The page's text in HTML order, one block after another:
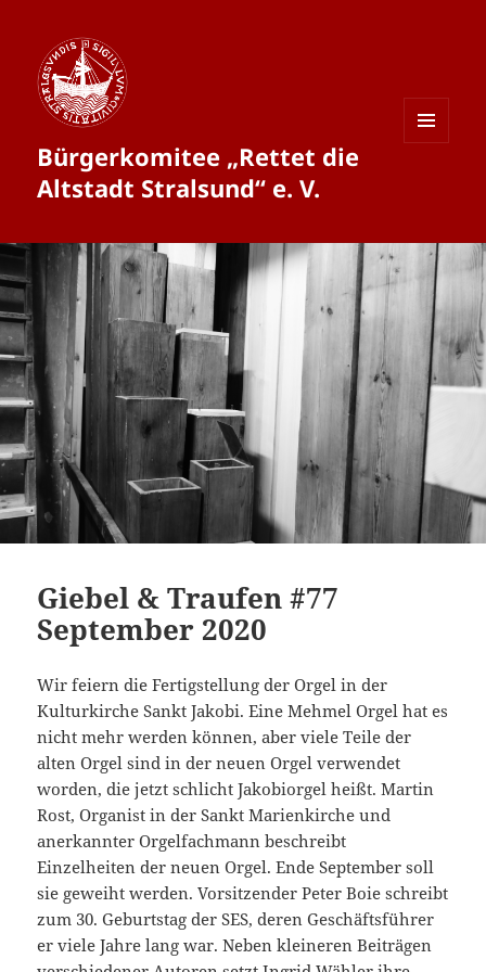
Bürgerkomitee „Rettet die
Altstadt Stralsund“ e. V.
Giebel & Traufen #77
September 2020
Wir feiern die Fertigstellung der Orgel in der
Kulturkirche Sankt Jakobi. Eine Mehmel Orgel hat es
nicht mehr werden können, aber viele Teile der
alten Orgel sind in der neuen Orgel verwendet
worden, die jetzt schlicht Jakobiorgel heißt. Martin
Rost, Organist in der Sankt Marienkirche und
anerkannter Orgelfachmann beschreibt
Einzelheiten der neuen Orgel. Ende September soll
sie geweiht werden. Vorsitzender Peter Boie schreibt
zum 30. Geburtstag der SES, deren Geschäftsführer
er viele Jahre lang war. Neben kleineren Beiträgen